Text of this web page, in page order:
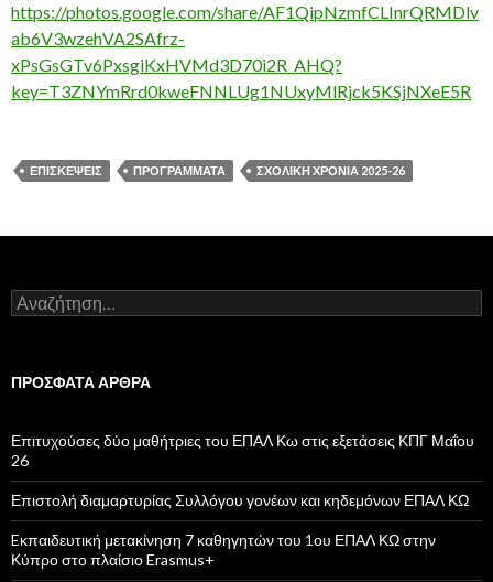
https://photos.google.com/share/AF1QipNzmfCLInrQRMDlv
ab6V3wzehVA2SAfrz-
xPsGsGTv6PxsgiKxHVMd3D70i2R_AHQ?
key=T3ZNYmRrd0kweFNNLUg1NUxyMlRjck5KSjNXeE5R
ΕΠΙΣΚΕΨΕΙΣ ΠΡΟΓΡΑΜΜΑΤΑ ΣΧΟΛΙΚΗ ΧΡΟΝΙΑ 2025-26
Α
ν
ή
σ
η
γ
ι
α
:
ΠΡΌΣΦΑΤΑ ΆΡΘΡΑ
Επιτυχούσες δύο μαθήτριες του ΕΠΑΛ Κω στις εξετάσεις ΚΠΓ Μαΐου
26
Επιστολή διαμαρτυρίας Συλλόγου γονέων και κηδεμόνων ΕΠΑΛ ΚΩ
Eκπαιδευτική μετακίνηση 7 καθηγητών του 1ου ΕΠΑΛ ΚΩ στην
Κύπρο στο πλαίσιο Erasmus+